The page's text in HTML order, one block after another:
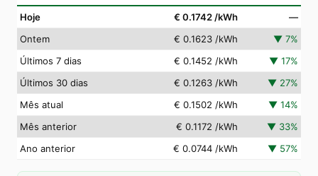
Hoje € 0.1742 /kWh
—
Ontem
€ 0.1623 /kWh ▼ 7%
Últimos 7 dias
€ 0.1452 /kWh ▼ 17%
Últimos 30 dias
€ 0.1263 /kWh ▼ 27%
Mês atual
€ 0.1502 /kWh ▼ 14%
Mês anterior
€ 0.1172 /kWh ▼ 33%
Ano anterior
€ 0.0744 /kWh ▼ 57%